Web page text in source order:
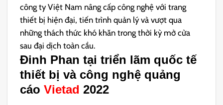
công ty Việt Nam nâng cấp công nghệ với trang
thiết bị hiện đại, tiến trình quản lý và vượt qua
những thách thức khó khăn trong thời kỳ mở cửa
sau đại dịch toàn cầu.
Đinh Phan tại triển lãm quốc tế
thiết bị và công nghệ quảng
cáoVietad 2022